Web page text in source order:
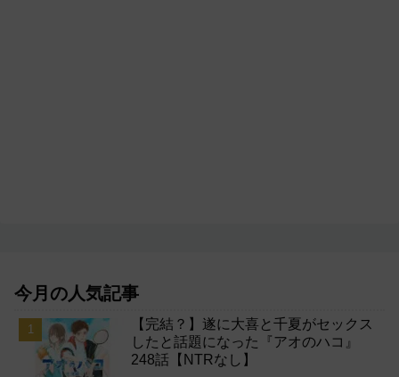
今月の人気記事
【完結？】遂に大喜と千夏がセックス
したと話題になった『アオのハコ』
248話【NTRなし】